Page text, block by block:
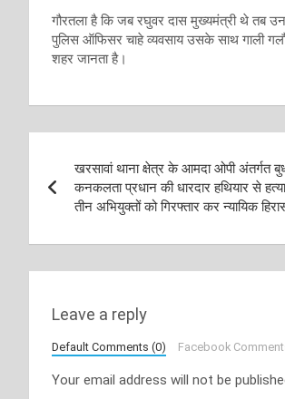
गौरतला है कि जब रघुवर दास मुख्यमंत्री थे तब
पुलिस ऑफिसर चाहे व्यवसाय उसके साथ गाली
शहर जानता है।
navigation
खरसावां थाना क्षेत्र के आमदा ओपी अंतर्गत
कनकलता प्रधान की धारदार हथियार से
तीन अभियुक्तों को गिरफ्तार कर न्यायिक
Leave a reply
Default Comments (0) Facebook
Your email address will not be